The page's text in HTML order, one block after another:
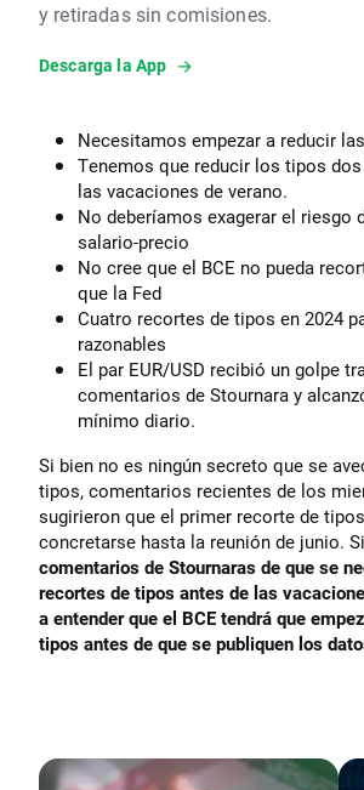
y retiradas sin comisiones.
Descarga la App
Necesitamos empezar a reducir
Tenemos que reducir los tipos
las vacaciones de verano.
No deberíamos exagerar el riesgo
salario-precio
No cree que el BCE no pueda
que la Fed
Cuatro recortes de tipos en 2024
razonables
El par EUR/USD recibió un golpe
comentarios de Stournara y
mínimo diario.
Si bien no es ningún secreto que se
tipos, comentarios recientes de los
sugirieron que el primer recorte de
concretarse hasta la reunión de junio.
comentarios de Stournaras de que se
recortes de tipos antes de las
a entender que el BCE tendrá que
tipos antes de que se publiquen los